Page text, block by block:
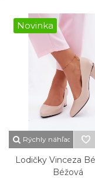
Novinka
Rýchly náhľad
Lodičky Vinceza
Béžová